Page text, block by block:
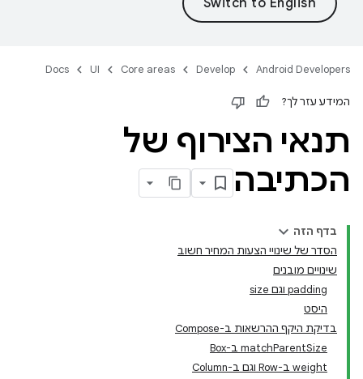
Android Developers
Develop
Core areas
UI
Docs
המידע עזר לך?
תנאי הצירוף של
הכתיבה
בדף הזה
הסדר של שינויי הצעות המחיר חשוב
שינויים מובנים
padding וגם size
היסט
בדיקת היקף ההרשאות ב-Compose
matchParentSize ב-Box
‫weight ב-Row וגם ב-Column